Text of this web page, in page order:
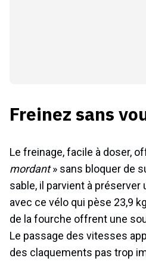
Freinez sans
Le freinage, facile à doser,
mordant» sans bloquer de
sable, il parvient à
avec ce vélo qui pèse 23,9
de la fourche offrent une
Le passage des vitesses
des claquements pas trop